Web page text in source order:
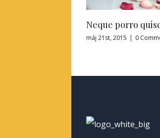
Neque porro quisquam
0 Comments apríl 5th,